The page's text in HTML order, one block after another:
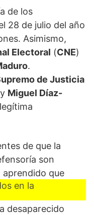
de los
28 de julio del año
Asimismo,
Electoral (CNE)
.
de Justicia
y Miguel Díaz-
de que la
son
aprendido que
en la
desaparecido